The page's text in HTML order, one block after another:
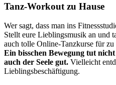
Tanz-Workout zu Hause
Wer sagt, dass man ins
Stellt eure Lieblingsmusik an und
auch tolle Online-Tanzkurse für
Ein bisschen Bewegung tut
auch der Seele gut. Vielleicht
Lieblingsbeschäftigung.